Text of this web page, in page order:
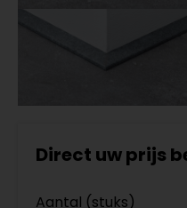
Direct uw prijs
Aantal (stuks)